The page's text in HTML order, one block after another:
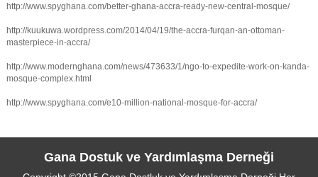
http://www.spyghana.com/better-ghana-accra-ready-new-central-mosque/
http://kuukuwa.wordpress.com/2014/04/19/the-accra-furqan-an-ottoman-
masterpiece-in-accra/
http://www.modernghana.com/news/473633/1/ngo-to-expedite-work-on-kanda-
mosque-complex.html
http://www.spyghana.com/e10-million-national-mosque-for-accra/
Gana Dostuk ve Yardımlaşma Derneği